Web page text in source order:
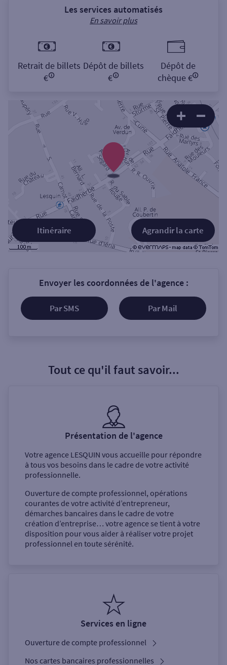
Les services automatisés
En savoir plus
Retrait de billets
€
Dépôt de billets
€
Dépôt de
chèque €
Agrandir la carte
Itinéraire
Envoyer les coordonnées de l'agence :
Par SMS Par Mail
Tout ce qu'il faut savoir...
Présentation de l'agence
Votre agence LESQUIN vous accueille pour répondre
à tous vos besoins dans le cadre de votre activité
professionnelle.
Ouverture de compte professionnel, opérations
courantes de votre activité d’entrepreneur,
démarches bancaires dans le cadre de votre
création d’entreprise… votre agence se tient à votre
disposition pour vous aider à réaliser votre projet
professionnel en toute sérénité.
Services en ligne
Ouverture de compte professionnel
Nos cartes bancaires professionnelles